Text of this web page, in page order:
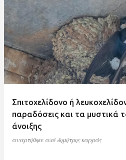
Σπιτοχελίδονο ή
παραδόσεις και τα μυστικά
άνοιξης
αναρτήθηκε από δημήτρης καρράς